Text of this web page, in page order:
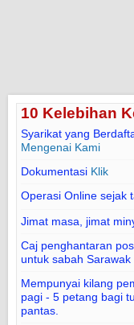
10 Kelebihan
Syarikat yang
Mengenai Kami
Dokumentasi Klik
Operasi Online sejak
Jimat masa, jimat
Caj penghantaran
untuk sabah Sarawak
Mempunyai kilang
pagi - 5 petang bagi
pantas.